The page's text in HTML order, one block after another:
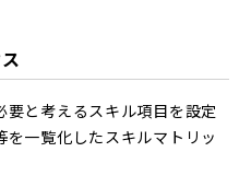
と考えるスキル項目を設定
を一覧化したスキルマトリッ